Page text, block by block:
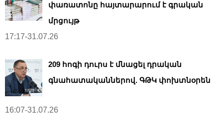
փառատոնը հայտարարում է գրական
մրցույթ
17:17-31.07.26
209 հոգի դուրս է մնացել դրական
գնահատականներով. ԳԹԿ փոխտնօրեն
16:07-31.07.26